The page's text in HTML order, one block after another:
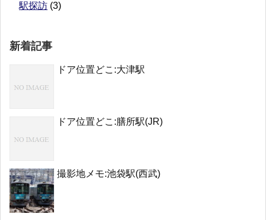
駅探訪 (3)
新着記事
ドア位置どこ:大津駅
ドア位置どこ:膳所駅(JR)
撮影地メモ:池袋駅(西武)